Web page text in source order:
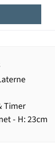
Timer
- H: 23cm